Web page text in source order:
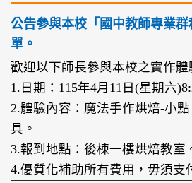
公告參與本校「國中教師專業
單。
歡迎以下師長參與本校之實作體
1.日期：115年4月11日(星期六
2.體驗內容：魔法手作烘焙-小
具。
3.報到地點：後棟一樓烘焙教室
4.優質化補助所有費用，毋須支